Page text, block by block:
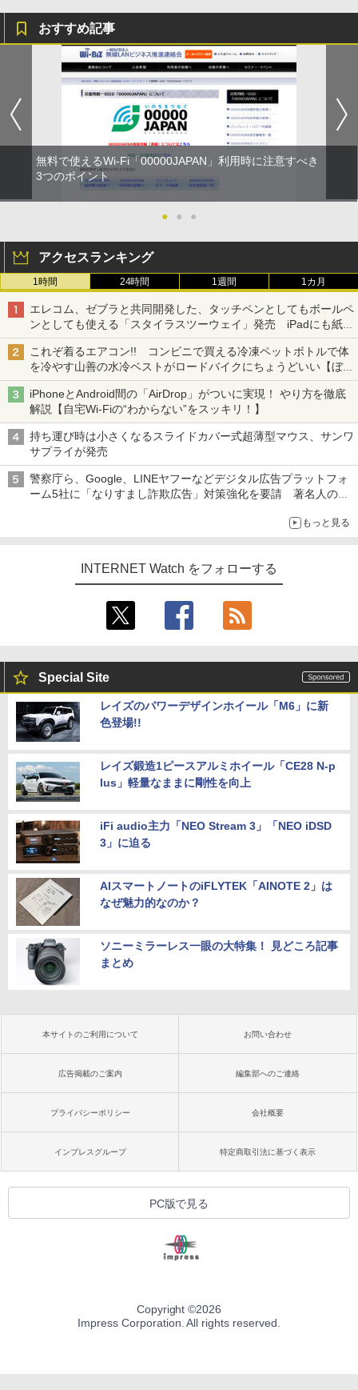
おすすめ記事
無料で使えるWi-Fi「00000JAPAN」利用時に注意すべき
3つのポイント
● ● ●
アクセスランキング
1時間 24時間 1週間 1カ月
エレコム、ゼブラと共同開発した、タッチペンとしてもボールペ
ンとしても使える「スタイラスツーウェイ」発売 iPadにも紙に
も、持ち替えずに書き込める
これぞ着るエアコン!! コンビニで買える冷凍ペットボトルで体
を冷やす山善の水冷ベストがロードバイクにちょうどいい【ぼっ
ち・ざ・ろーど！その14】【空いた時間でなにしてる？】
iPhoneとAndroid間の「AirDrop」がついに実現！ やり方を徹底
解説【自宅Wi-Fiの“わからない”をスッキリ！】
持ち運び時は小さくなるスライドカバー式超薄型マウス、サンワ
サプライが発売
警察庁ら、Google、LINEヤフーなどデジタル広告プラットフォ
ーム5社に「なりすまし詐欺広告」対策強化を要請 著名人の写
もっと見る
INTERNET Watch をフォローする
Special Site
レイズのパワーデザインホイール「M6」に新
色登場!!
レイズ鍛造1ピースアルミホイール「CE28 N-p
lus」軽量なままに剛性を向上
iFi audio主力「NEO Stream 3」「NEO iDSD
3」に迫る
AIスマートノートのiFLYTEK「AINOTE 2」は
なぜ魅力的なのか？
ソニーミラーレス一眼の大特集！ 見どころ記事
まとめ
本サイトのご利用について お問い合わせ
広告掲載のご案内 編集部へのご連絡
プライバシーポリシー 会社概要
インプレスグループ 特定商取引法に基づく表示
PC版で見る
Copyright ©2026
Impress Corporation. All rights reserved.